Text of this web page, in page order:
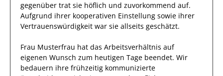
gegenüber trat sie höflich und zuvorkommend auf.
Aufgrund ihrer kooperativen Einstellung sowie ihrer
Vertrauenswürdigkeit war sie allseits geschätzt.
Frau Musterfrau hat das Arbeitsverhältnis auf
eigenen Wunsch zum heutigen Tage beendet. Wir
bedauern ihre frühzeitig kommunizierte